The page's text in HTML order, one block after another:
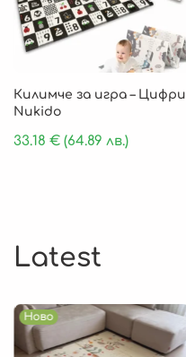
Килимче за игра – Цифри
Nukido
33.18 € (64.89 лв.)
Latest
Ново